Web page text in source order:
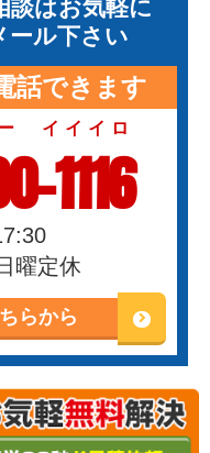
談はお気軽に
ール下さい
話できます
1116
イイイロ
曜定休
らから